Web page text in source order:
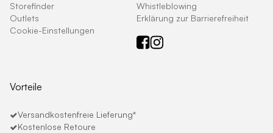
Storefinder
Outlets
Cookie-Einstellungen
Whistleblowing
Erklärung zur Barrierefreiheit
Vorteile
Versandkostenfreie Lieferung*
Kostenlose Retoure